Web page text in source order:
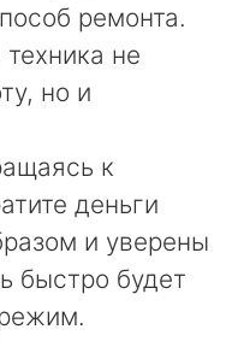
ремонта.
не
но и
к
деньги
и уверены
быстро будет